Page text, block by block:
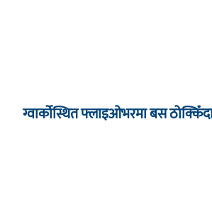
ग्वार्कोस्थित फ्लाइओभरमा बस